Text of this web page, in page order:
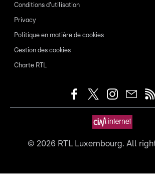
Conditions d'utilisation
Privacy
Politique en matière de cookies
Gestion des cookies
Charte RTL
© 2026RTL Luxembourg. All